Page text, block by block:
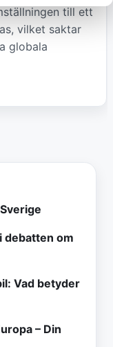
till ett
vilket saktar
globala
debatten om
Vad betyder
– Din